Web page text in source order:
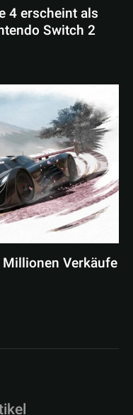
4 erscheint als
Switch 2
Verkäufe